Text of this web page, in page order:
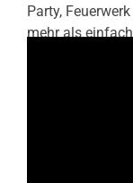
Party,
mehr als